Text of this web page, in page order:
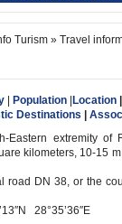
Turism » Travel
Population Location
Destinations
Eastern extremity of
kilometers, 10-15
road DN 38, or the
28°35’36″E